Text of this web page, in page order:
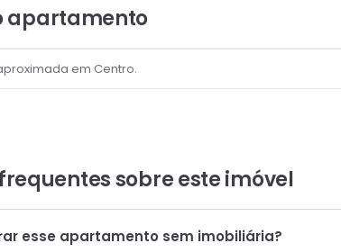
apartamento
em Centro.
sobre esteimóvel
esse apartamento sem imobiliária?